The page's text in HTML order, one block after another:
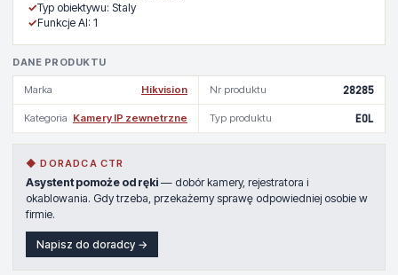
✓Typ obiektywu: Staly
✓Funkcje AI: 1
DANE PRODUKTU
Marka Hikvision Nr produktu 28285
Kategoria Kamery IP zewnetrzne Typ produktu EOL
◆ DORADCA CTR
Asystent pomoże od ręki — dobór kamery, rejestratora i
okablowania. Gdy trzeba, przekażemy sprawę odpowiedniej osobie w
firmie.
Napisz do doradcy →